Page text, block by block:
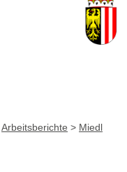
Arbeitsberichte > Miedl